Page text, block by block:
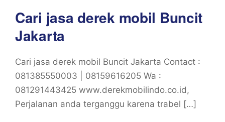
Cari jasa derek mobil Buncit
Jakarta
Cari jasa derek mobil Buncit Jakarta Contact :
081385550003 | 08159616205 Wa :
081291443425 www.derekmobilindo.co.id,
Perjalanan anda terganggu karena trabel […]